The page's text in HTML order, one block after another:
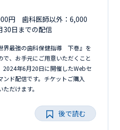
円 歯科医師以外：6,000
日までの配信
界最強の歯科保健指導 下巻』を
で、お手元にご用意いただくこと
2024年6月20日に開催したWebセ
ンド配信です。チケットご購入
だけます。
後で読む